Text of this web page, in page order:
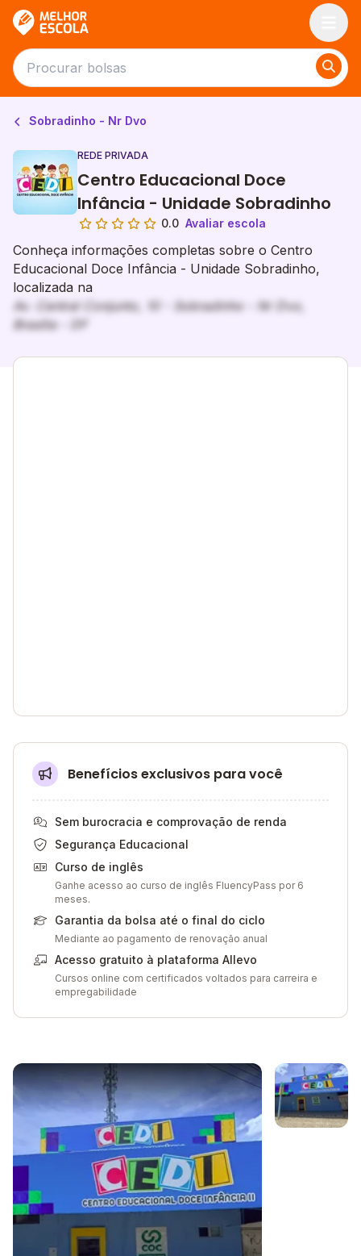
Sobradinho - Nr Dvo
REDE PRIVADA
Centro Educacional Doce
Infância - Unidade Sobradinho
0.0 Avaliar escola
Conheça informações completas sobre o Centro
Educacional Doce Infância - Unidade Sobradinho,
localizada na
Av. Central Conjunto, 10 - Sobradinho - Nr Dvo,
Brasília - DF
Benefícios exclusivos para você
Sem burocracia e comprovação de renda
Segurança Educacional
Curso de inglês
Ganhe acesso ao curso de inglês FluencyPass por 6
meses.
Garantia da bolsa até o final do ciclo
Mediante ao pagamento de renovação anual
Acesso gratuito à plataforma Allevo
Cursos online com certificados voltados para carreira e
empregabilidade
Galeria de imagem